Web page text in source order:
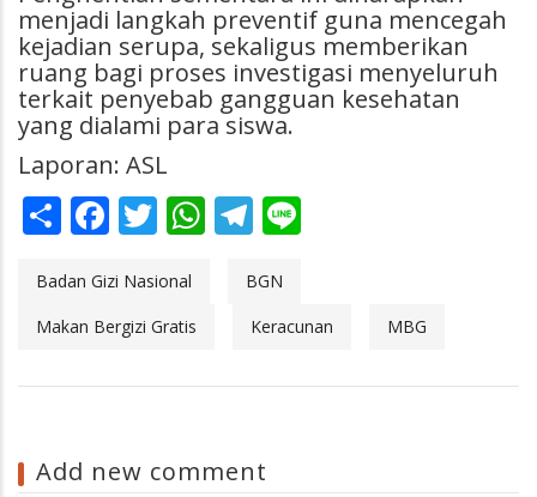
menjadi langkah preventif guna mencegah
kejadian serupa, sekaligus memberikan
ruang bagi proses investigasi menyeluruh
terkait penyebab gangguan kesehatan
yang dialami para siswa.
Laporan: ASL
ShareFacebook
Twitter
WhatsApp
Telegram
Badan Gizi Nasional
BGN
Makan Bergizi Gratis
Keracunan MBG
Add new comment